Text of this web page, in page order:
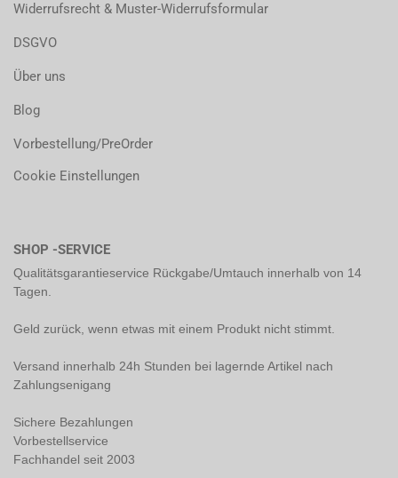
Widerrufsrecht & Muster-Widerrufsformular
DSGVO
Über uns
Blog
Vorbestellung/PreOrder
Cookie Einstellungen
SHOP -SERVICE
Qualitätsgarantieservice Rückgabe/Umtauch innerhalb von 14
Tagen.
Geld zurück, wenn etwas mit einem Produkt nicht stimmt.
Versand innerhalb 24h Stunden bei lagernde Artikel nach
Zahlungsenigang
Sichere Bezahlungen
Vorbestellservice
Fachhandel seit 2003